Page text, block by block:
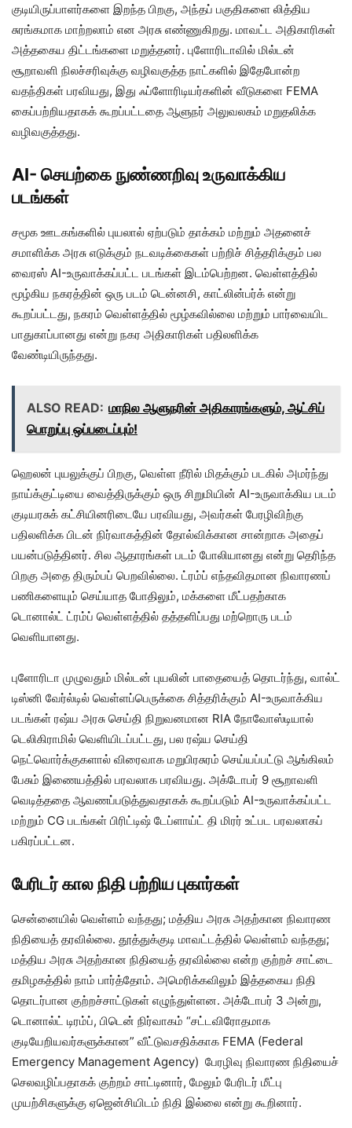
குடியிருப்பாளர்களை இறந்த பிறகு, அந்தப் பகுதிகளை லித்திய
சுரங்கமாக மாற்றலாம் என அரசு எண்ணுகிறது. மாவட்ட அதிகாரிகள்
அத்தகைய திட்டங்களை மறுத்தனர். புளோரிடாவில் மில்டன்
சூறாவளி நிலச்சரிவுக்கு வழிவகுத்த நாட்களில் இதேபோன்ற
வதந்திகள் பரவியது, இது ஃப்ளோரிடியர்களின் வீடுகளை FEMA
கைப்பற்றியதாகக் கூறப்பட்டதை ஆளுநர் அலுவலகம் மறுதலிக்க
வழிவகுத்தது.
AI- செயற்கை நுண்ணறிவுஉருவாக்கிய
படங்கள்
சமூக ஊடகங்களில் புயலால் ஏற்படும் தாக்கம் மற்றும் அதனைச்
சமாளிக்க அரசு எடுக்கும் நடவடிக்கைகள் பற்றிச் சித்தரிக்கும் பல
வைரஸ் AI-உருவாக்கப்பட்ட படங்கள் இடம்பெற்றன. வெள்ளத்தில்
மூழ்கிய நகரத்தின் ஒரு படம் டென்னசி, காட்லின்பர்க் என்று
கூறப்பட்டது, நகரம் வெள்ளத்தில் மூழ்கவில்லை மற்றும் பார்வையிட
பாதுகாப்பானது என்று நகர அதிகாரிகள் பதிலளிக்க
வேண்டியிருந்தது.
ALSO READ: மாநில ஆளுநரின் அதிகாரங்களும், ஆட்சிப்
பொறுப்பு ஒப்படைப்பும்!
ஹெலன் புயலுக்குப் பிறகு, வெள்ள நீரில் மிதக்கும் படகில் அமர்ந்து
நாய்க்குட்டியை வைத்திருக்கும் ஒரு சிறுமியின் AI-உருவாக்கிய படம்
குடியரசுக் கட்சியினரிடையே பரவியது, அவர்கள் பேரழிவிற்கு
பதிலளிக்க பிடன் நிர்வாகத்தின் தோல்விக்கான சான்றாக அதைப்
பயன்படுத்தினர். சில ஆதாரங்கள் படம் போலியானது என்று தெரிந்த
பிறகு அதை திரும்பப் பெறவில்லை. ட்ரம்ப் எந்தவிதமான நிவாரணப்
பணிகளையும் செய்யாத போதிலும், மக்களை மீட்பதற்காக
டொனால்ட் ட்ரம்ப் வெள்ளத்தில் தத்தளிப்பது மற்றொரு படம்
வெளியானது.
புளோரிடா முழுவதும் மில்டன் புயலின் பாதையைத் தொடர்ந்து, வால்ட்
டிஸ்னி வேர்ல்டில் வெள்ளப்பெருக்கை சித்தரிக்கும் AI-உருவாக்கிய
படங்கள் ரஷ்ய அரசு செய்தி நிறுவனமான RIA நோவோஸ்டியால்
டெலிகிராமில் வெளியிடப்பட்டது, பல ரஷ்ய செய்தி
நெட்வொர்க்குகளால் விரைவாக மறுபிரசுரம் செய்யப்பட்டு ஆங்கிலம்
பேசும் இணையத்தில் பரவலாக பரவியது. அக்டோபர் 9 சூறாவளி
வெடித்ததை ஆவணப்படுத்துவதாகக் கூறப்படும் AI-உருவாக்கப்பட்ட
மற்றும் CG படங்கள் பிரிட்டிஷ் டேப்ளாய்ட் தி மிரர் உட்பட பரவலாகப்
பகிரப்பட்டன.
பேரிடர் கால நிதி பற்றிய புகார்கள்
சென்னையில் வெள்ளம் வந்தது; மத்திய அரசு அதற்கான நிவாரண
நிதியைத் தரவில்லை. தூத்துக்குடி மாவட்டத்தில் வெள்ளம் வந்தது;
மத்திய அரசு அதற்கான நிதியைத் தரவில்லை என்ற குற்றச் சாட்டை
தமிழகத்தில் நாம் பார்த்தோம். அமெரிக்கவிலும் இத்தகைய நிதி
தொடர்பான குற்றச்சாட்டுகள் எழுந்துள்ளன. அக்டோபர் 3 அன்று,
டொனால்ட் டிரம்ப், பிடென் நிர்வாகம் “சட்டவிரோதமாக
குடியேறியவர்களுக்கான” வீட்டுவசதிக்காக FEMA (Federal
Emergency Management Agency) பேரழிவு நிவாரண நிதியைச்
செலவழிப்பதாகக் குற்றம் சாட்டினார், மேலும் பேரிடர் மீட்பு
முயற்சிகளுக்கு ஏஜென்சியிடம் நிதி இல்லை என்று கூறினார்.